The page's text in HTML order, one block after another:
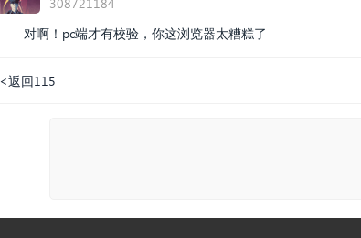
对啊！pc端才有校验，你这浏览器太糟糕了
<返回115